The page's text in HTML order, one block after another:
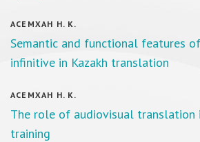
АСЕМХАН Н. К.
Semantic and functional features
infinitive in Kazakh translation
АСЕМХАН Н. К.
The role of audiovisual
training